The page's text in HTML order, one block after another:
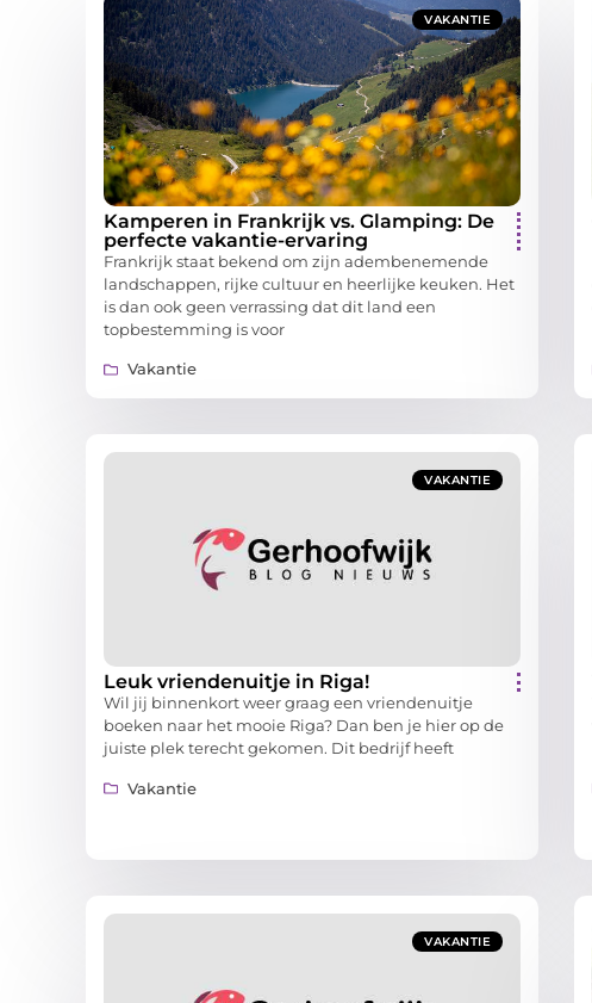
VAKANTIE
Kamperen in Frankrijk vs. Glamping: De
perfecte vakantie-ervaring
Frankrijk staat bekend om zijn adembenemende
landschappen, rijke cultuur en heerlijke keuken. Het
is dan ook geen verrassing dat dit land een
topbestemming is voor
Vakantie
VAKANTIE
Leuk vriendenuitje in Riga!
Wil jij binnenkort weer graag een vriendenuitje
boeken naar het mooie Riga? Dan ben je hier op de
juiste plek terecht gekomen. Dit bedrijf heeft
Vakantie
VAKANTIE